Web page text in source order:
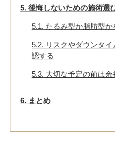
5. 後悔しないための施術選
5.1. たるみ型か脂肪型か
5.2. リスクやダウンタ
認する
5.3. 大切な予定の前は
6. まとめ